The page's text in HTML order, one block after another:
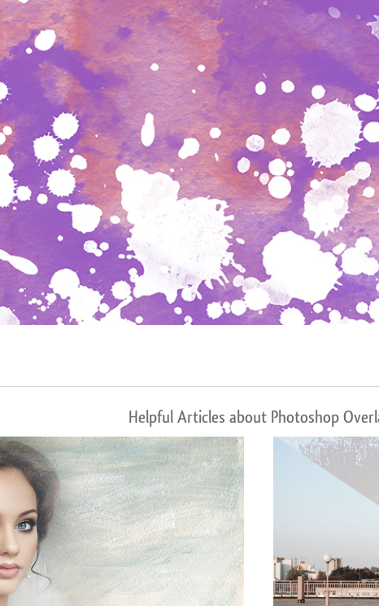
Služby retušování produktů Služby retušování šperků
Helpful Articles about Photoshop